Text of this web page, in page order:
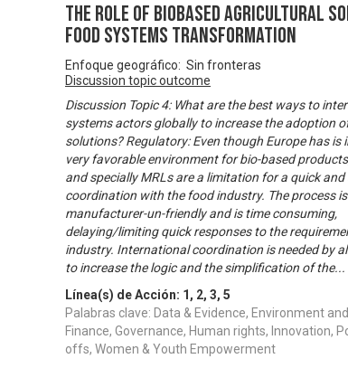
The Role of Biobased Agricultural
Food Systems Transformation
Enfoque geográfico: Sin fronteras
Discussion topic outcome
Discussion Topic 4: What are the best ways to
systems actors globally to increase the adoption
solutions? Regulatory: Even though Europe has is
very favorable environment for bio-based
and specially MRLs are a limitation for a quick
coordination with the food industry. The process is
manufacturer-un-friendly and is time consuming,
delaying/limiting quick responses to the
industry. International coordination is needed by
to increase the logic and the simplification of the...
Línea(s) de Acción: 1 , 2, 3, 5
Palabras clave: Data & Evidence, Environment
Finance, Governance, Human rights, Innovation,
offs, Women & Youth Empowerment